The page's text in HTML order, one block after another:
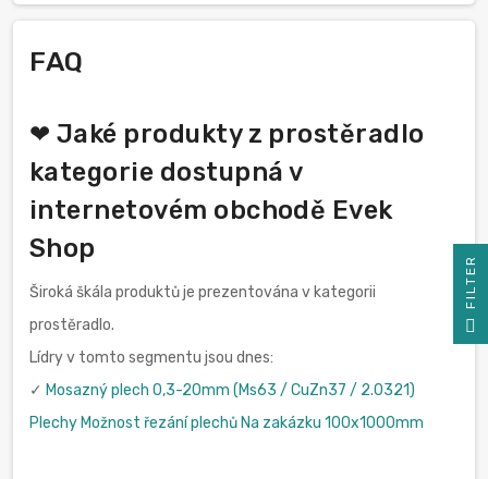
FAQ
❤ Jaké produkty z prostěradlo
kategorie dostupná v
internetovém obchodě Evek
Shop
Široká škála produktů je prezentována v kategorii
prostěradlo.
Lídry v tomto segmentu jsou dnes:
✓ Mosazný plech 0,3-20mm (Ms63 / CuZn37 / 2.0321)
Plechy Možnost řezání plechů Na zakázku 100x1000mm
R